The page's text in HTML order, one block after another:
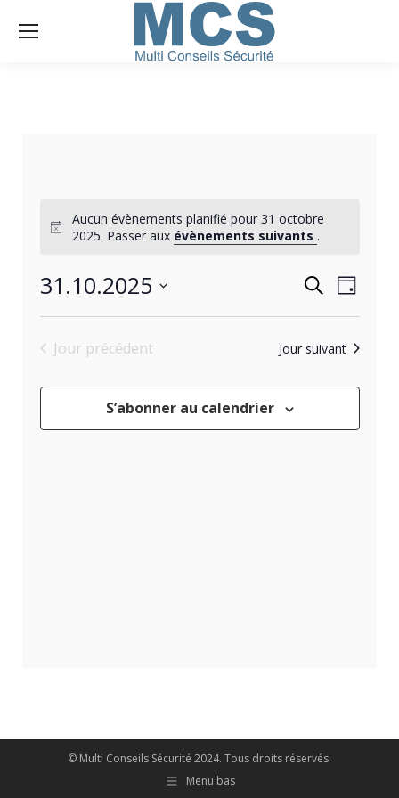
Aucun évènements planifié pour 31 octobre
2025. Passer aux évènements suivants .
ET
DE
VUES
Recherche
Jour
31.10.2025
Sélectionnez
Jour précédent Jour suivant
S’abonner au calendrier
© Multi Conseils Sécurité 2024. Tous droits réservés.
Menu bas